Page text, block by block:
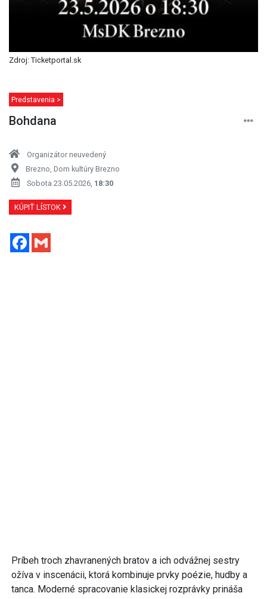
Zdroj: Ticketportal.sk
Predstavenia >
Bohdana
Organizátor neuvedený
Brezno, Dom kultúry Brezno
Sobota 23.05.2026, 18:30
KÚPIŤ LÍSTOK
Facebook
Príbeh troch zhavranených bratov a ich odvážnej sestry
ožíva v inscenácii, ktorá kombinuje prvky poézie, hudby a
tanca. Moderné spracovanie klasickej rozprávky prináša